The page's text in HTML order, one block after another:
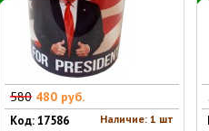
580 480 руб.
Наличие: 1 шт
Код: 17586